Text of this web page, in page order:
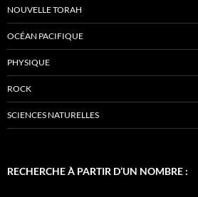
NOUVELLE TORAH
OCÉAN PACIFIQUE
PHYSIQUE
ROCK
SCIENCES NATURELLES
RECHERCHE À PARTIR D’UN NOMBRE :